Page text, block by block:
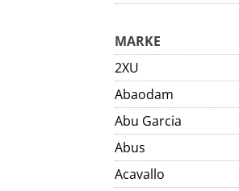
MARKE
2XU
Abaodam
Abu Garcia
Abus
Acavallo